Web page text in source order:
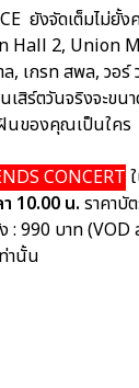
ยังจัดเต็มไม่ยั้ง
Hall 2, Union
เกรท สพล, วอร์
สิร์ตวันจริงจะขน
นของคุณเป็นใคร
CONCERT
10.00 น. ราคาบั
990 บาท (VOD
านั้น